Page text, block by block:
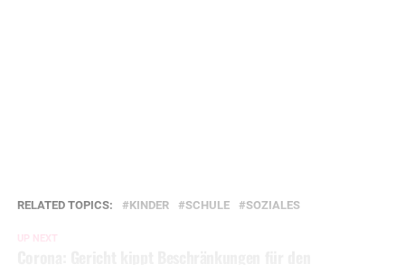
RELATED TOPICS: KINDER SCHULE SOZIALES
UP NEXT